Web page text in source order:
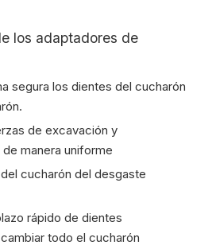
los adaptadores de
segura los dientes del cucharón
de excavación y
manera uniforme
cucharón del desgaste
rápido de dientes
todo el cucharón